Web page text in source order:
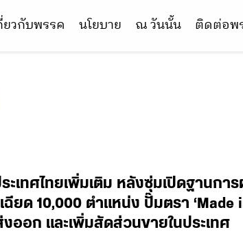
ยวกับพรรค นโยบาย ณ วันนั้น ติดต่อพ
ะเทศไทยเพิ่มเติม หลังซุ่มเปิดฐานกา
ด 10,000 ตำแหน่ง ปั๊มตรา ‘Made
ออก และเพิ่มสัดส่วนขายในประเทศ